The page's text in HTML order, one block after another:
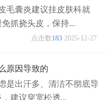
囊炎建议挂皮肤科就
抓挠头皮，保持...
点击数183 2025-12-27
原因导致的
出汗多、清洁不彻底导
建议穿宽松透...